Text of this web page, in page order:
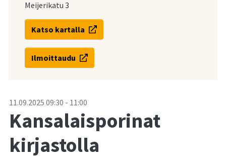
Meijerikatu 3
Katso kartalla
Ilmoittaudu
-11.09.2025 09:30 - 11:00
Kansalaisporinat
kirjastolla